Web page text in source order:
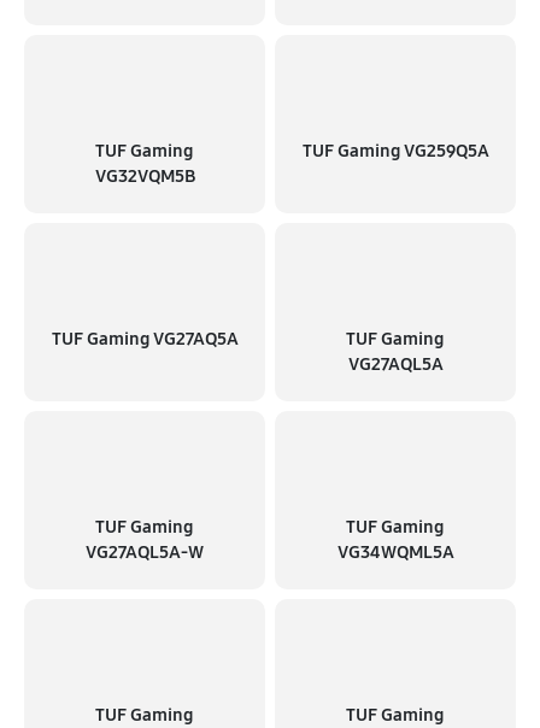
TUF Gaming
VG32VQM5B
TUF Gaming VG259Q5A
TUF Gaming VG27AQ5A
TUF Gaming
VG27AQL5A
TUF Gaming
VG27AQL5A-W
TUF Gaming
VG34WQML5A
TUF Gaming
TUF Gaming